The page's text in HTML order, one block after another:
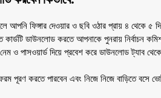
ফিঙ্গার দেওয়ার ও ছবি ওঠার প্রায় ৪ থেকে ৫
ডাউনলোড করতে আপনাকে পুনরায় নির্বাচন
ও পাসওয়ার্ড দিয়ে প্রবেশ করে ডাউনলোড ট্যাব
পূরণ করতে পারবেন এবং নিজে নিজে বাড়িতে বসে